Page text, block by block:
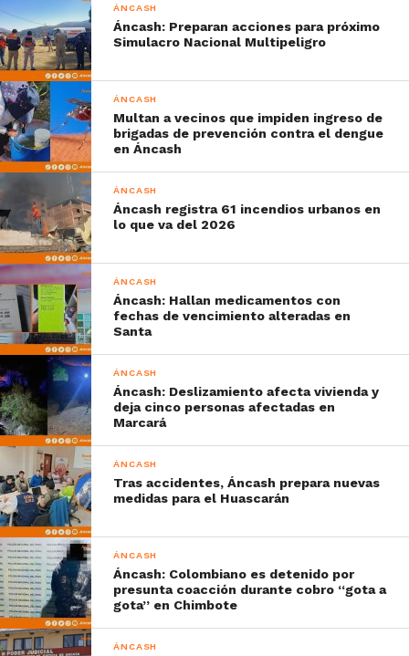
ÁNCASH
Áncash: Preparan acciones para próximo
Simulacro Nacional Multipeligro
ÁNCASH
Multan a vecinos que impiden ingreso de
brigadas de prevención contra el dengue
en Áncash
ÁNCASH
Áncash registra 61 incendios urbanos en
lo que va del 2026
ÁNCASH
Áncash: Hallan medicamentos con
fechas de vencimiento alteradas en
Santa
ÁNCASH
Áncash: Deslizamiento afecta vivienda y
deja cinco personas afectadas en
Marcará
ÁNCASH
Tras accidentes, Áncash prepara nuevas
medidas para el Huascarán
ÁNCASH
Áncash: Colombiano es detenido por
presunta coacción durante cobro “gota a
gota” en Chimbote
ÁNCASH